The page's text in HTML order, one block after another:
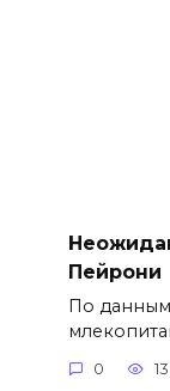
Пейрони
По данным
0 13